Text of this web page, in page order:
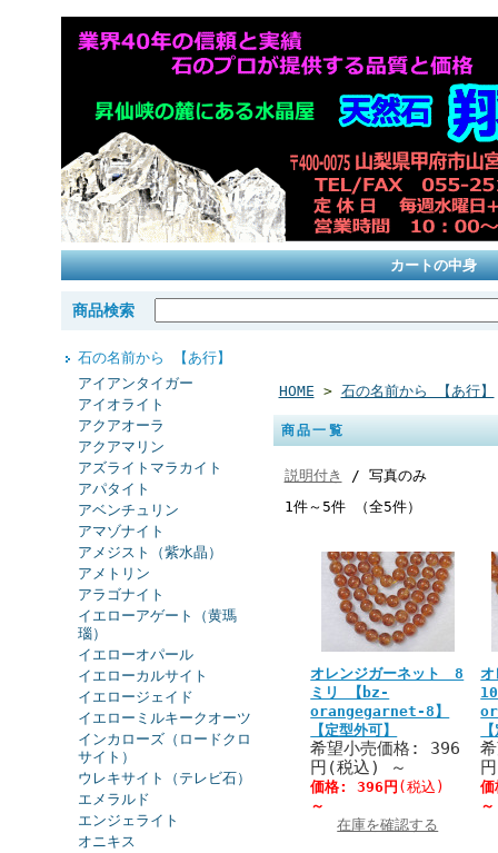
カートの中身
商品検索
石の名前から 【あ行】
アイアンタイガー
アイオライト
アクアオーラ
アクアマリン
アズライトマラカイト
アパタイト
アベンチュリン
アマゾナイト
アメジスト（紫水晶）
アメトリン
アラゴナイト
イエローアゲート（黄瑪
瑙）
イエローオパール
イエローカルサイト
イエロージェイド
イエローミルキークオーツ
インカローズ（ロードクロ
サイト）
ウレキサイト（テレビ石）
エメラルド
エンジェライト
オニキス
HOME > 石の名前から 【あ行】
商品一覧
説明付き
/ 写真のみ
1件～5件 （全5件）
オレンジガーネット 8
ミリ 【bz-
orangegarnet-8】
【定型外可】
希望小売価格: 396
円(税込)
～
価格:396円 (税込)
～
在庫を確認する
～